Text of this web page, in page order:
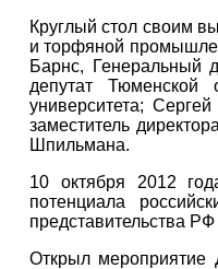
Круглый стол своим
и торфяной
Барнс, Генеральный
депутат Тюменской
университета;
заместитель
Шпильмана.
10 октября 2012
потенциала
представительства
Открыл мероприятие